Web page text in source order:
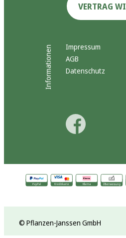
VERTRAG
Informationen
Impressum
AGB
Datenschutz
© Pflanzen-Janssen GmbH